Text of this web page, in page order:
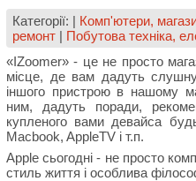
Категорії: | Комп'ютери,
ремонт | Побутова техніка,
«IZoomer» - це не просто
місце, де вам дадуть
іншого пристрою в нашому
ним, дадуть поради,
купленого вами девайса
Macbook, AppleTV і т.п.
Apple сьогодні - не просто
стиль життя і особлива